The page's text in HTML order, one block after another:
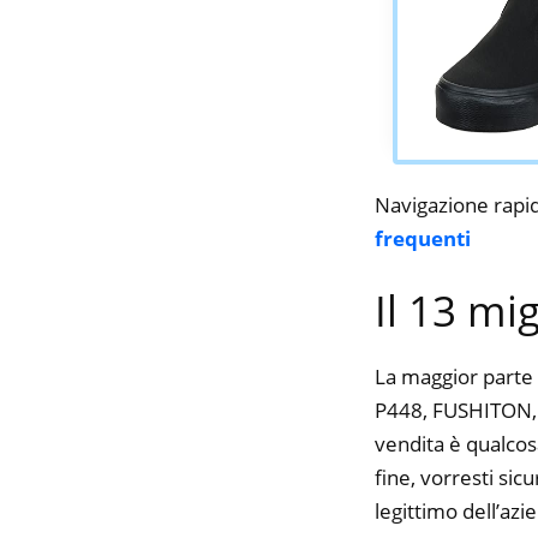
Navigazione
frequenti
Il 13
La maggior
P448,
vendita è
fine, vorresti
legittimo